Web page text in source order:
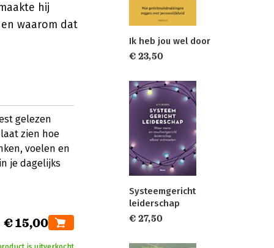
hij
waarom dat
gelezen
zien hoe
voelen en
je dagelijks
€ 15,00
Ik heb jou wel door
€ 23,50
Systeemgericht
leiderschap
€ 27,50